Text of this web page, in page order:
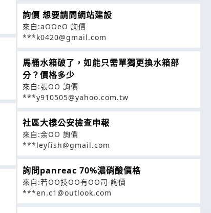
詢價 想要請問網站建設
來自:aOOeO 詢價
***k0420@gmail.com
馬桶水箱破了，如能只需單獨更換水箱部
分？價格多少
來自:張OO 詢價
***y910505@yahoo.com.tw
社區大樓公安檢查申報
來自:余OO 詢價
***leyfish@gmail.com
詢問panreac 70%濃硝酸價格
來自:若OO技OO有OO司 詢價
***en.c1@outlook.com